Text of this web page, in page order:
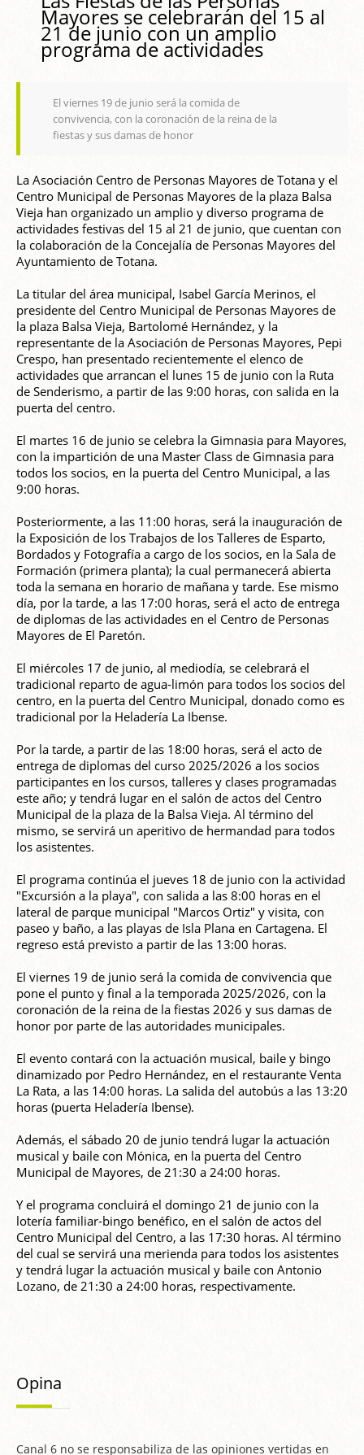
Mayores se celebrarán del 15 al
21 de junio con un amplio
programa de actividades
El viernes 19 de junio será la comida de
convivencia, con la coronación de la reina de la
fiestas y sus damas de honor
La Asociación Centro de Personas Mayores de Totana y el
Centro Municipal de Personas Mayores de la plaza Balsa
Vieja han organizado un amplio y diverso programa de
actividades festivas del 15 al 21 de junio, que cuentan con
la colaboración de la Concejalía de Personas Mayores del
Ayuntamiento de Totana.
La titular del área municipal, Isabel García Merinos, el
presidente del Centro Municipal de Personas Mayores de
la plaza Balsa Vieja, Bartolomé Hernández, y la
representante de la Asociación de Personas Mayores, Pepi
Crespo, han presentado recientemente el elenco de
actividades que arrancan el lunes 15 de junio con la Ruta
de Senderismo, a partir de las 9:00 horas, con salida en la
puerta del centro.
El martes 16 de junio se celebra la Gimnasia para Mayores,
con la impartición de una Master Class de Gimnasia para
todos los socios, en la puerta del Centro Municipal, a las
9:00 horas.
Posteriormente, a las 11:00 horas, será la inauguración de
la Exposición de los Trabajos de los Talleres de Esparto,
Bordados y Fotografía a cargo de los socios, en la Sala de
Formación (primera planta); la cual permanecerá abierta
toda la semana en horario de mañana y tarde. Ese mismo
día, por la tarde, a las 17:00 horas, será el acto de entrega
de diplomas de las actividades en el Centro de Personas
Mayores de El Paretón.
El miércoles 17 de junio, al mediodía, se celebrará el
tradicional reparto de agua-limón para todos los socios del
centro, en la puerta del Centro Municipal, donado como es
tradicional por la Heladería La Ibense.
Por la tarde, a partir de las 18:00 horas, será el acto de
entrega de diplomas del curso 2025/2026 a los socios
participantes en los cursos, talleres y clases programadas
este año; y tendrá lugar en el salón de actos del Centro
Municipal de la plaza de la Balsa Vieja. Al término del
mismo, se servirá un aperitivo de hermandad para todos
los asistentes.
El programa continúa el jueves 18 de junio con la actividad
"Excursión a la playa", con salida a las 8:00 horas en el
lateral de parque municipal "Marcos Ortiz" y visita, con
paseo y baño, a las playas de Isla Plana en Cartagena. El
regreso está previsto a partir de las 13:00 horas.
El viernes 19 de junio será la comida de convivencia que
pone el punto y final a la temporada 2025/2026, con la
coronación de la reina de la fiestas 2026 y sus damas de
honor por parte de las autoridades municipales.
El evento contará con la actuación musical, baile y bingo
dinamizado por Pedro Hernández, en el restaurante Venta
La Rata, a las 14:00 horas. La salida del autobús a las 13:20
horas (puerta Heladería Ibense).
Además, el sábado 20 de junio tendrá lugar la actuación
musical y baile con Mónica, en la puerta del Centro
Municipal de Mayores, de 21:30 a 24:00 horas.
Y el programa concluirá el domingo 21 de junio con la
lotería familiar-bingo benéfico, en el salón de actos del
Centro Municipal del Centro, a las 17:30 horas. Al término
del cual se servirá una merienda para todos los asistentes
y tendrá lugar la actuación musical y baile con Antonio
Lozano, de 21:30 a 24:00 horas, respectivamente.
Opina
Canal 6 no se responsabiliza de las opiniones vertidas en